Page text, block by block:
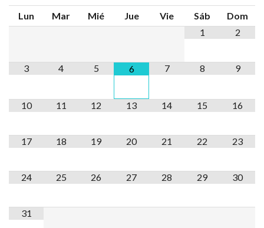
Lun Mar Mié Jue Vie Sáb
Dom
1
2
3 4 5 6 7 8 9
10 11 12 13 14 15 16
17 18 19 20 21 22 23
24 25 26 27 28 29 30
31